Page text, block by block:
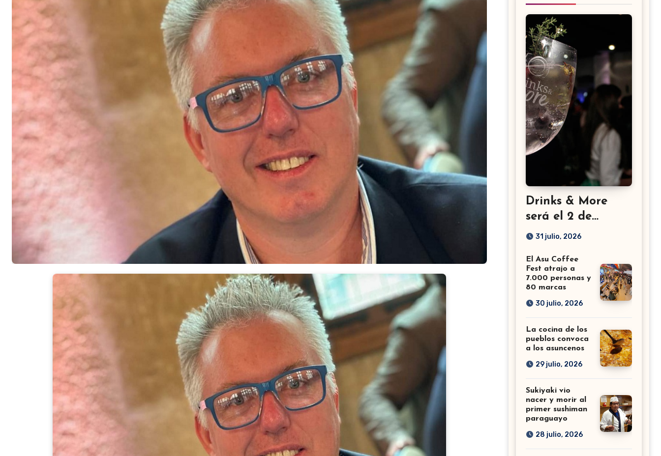
Drinks & More
será el 2 de
setiembre en el
31 julio, 2026
El Asu Coffee
Fest atrajo a
7.000 personas y
80 marcas
30 julio, 2026
La cocina de los
pueblos convoca
a los asuncenos
29 julio, 2026
Sukiyaki vio
nacer y morir al
primer sushiman
paraguayo
28 julio, 2026